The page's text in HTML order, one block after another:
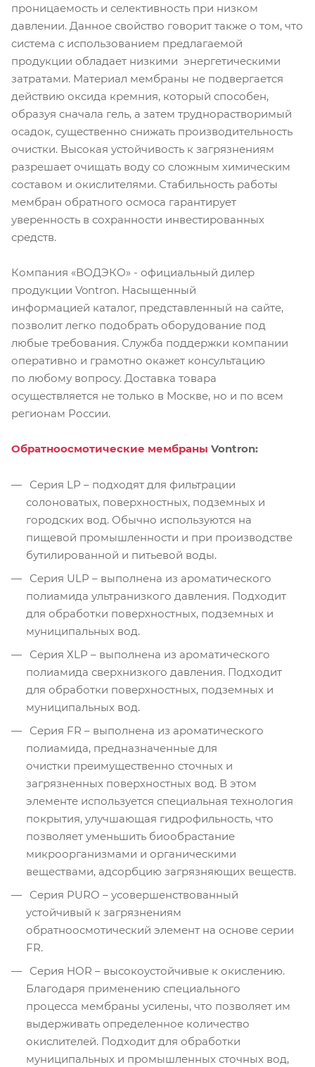
проницаемость и селективность при низком
давлении. Данное свойство говорит также о том, что
система с использованием предлагаемой
продукции обладает низкими энергетическими
затратами. Материал мембраны не подвергается
действию оксида кремния, который способен,
образуя сначала гель, а затем труднорастворимый
осадок, существенно снижать производительность
очистки. Высокая устойчивость к загрязнениям
разрешает очищать воду со сложным химическим
составом и окислителями. Стабильность работы
мембран обратного осмоса гарантирует
уверенность в сохранности инвестированных
средств.
Компания «ВОДЭКО» - официальный дилер
продукции Vontron. Насыщенный
информацией каталог, представленный на сайте,
позволит легко подобрать оборудование под
любые требования. Служба поддержки компании
оперативно и грамотно окажет консультацию
по любому вопросу. Доставка товара
осуществляется не только в Москве, но и по всем
регионам России.
Обратноосмотические мембраны Vontron:
Серия LP – подходят для фильтрации
солоноватых, поверхностных, подземных и
городских вод. Обычно используются на
пищевой промышленности и при производстве
бутилированной и питьевой воды.
Серия ULP – выполнена из ароматического
полиамида ультранизкого давления. Подходит
для обработки поверхностных, подземных и
муниципальных вод.
Серия ХLP – выполнена из ароматического
полиамида сверхнизкого давления. Подходит
для обработки поверхностных, подземных и
муниципальных вод.
Серия FR – выполнена из ароматического
полиамида, предназначенные для
очистки преимущественно сточных и
загрязненных поверхностных вод. В этом
элементе используется специальная технология
покрытия, улучшающая гидрофильность, что
позволяет уменьшить биообрастание
микроорганизмами и органическими
веществами, адсорбцию загрязняющих веществ.
Серия PURO – усовершенствованный
устойчивый к загрязнениям
обратноосмотический элемент на основе серии
FR.
Серия HOR – высокоустойчивые к окислению.
Благодаря применению специального
процесса мембраны усилены, что позволяет им
выдерживать определенное количество
окислителей. Подходит для обработки
муниципальных и промышленных сточных вод,